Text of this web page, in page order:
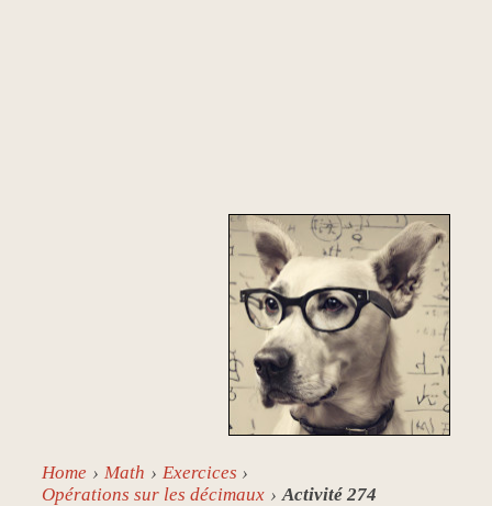
Home Math
Exercices
Opérations sur les décimaux
Activité 274